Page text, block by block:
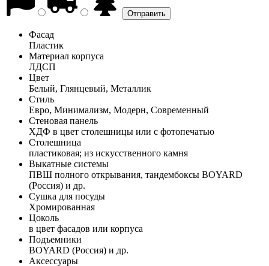
Фасад
Пластик
Материал корпуса
ЛДСП
Цвет
Белый, Глянцевый, Металлик
Стиль
Евро, Минимализм, Модерн, Современный
Стеновая панель
ХДФ в цвет столешницы или с фотопечатью
Столешница
пластиковая; из искусственного камня
Выкатные системы
ПВШ полного открывания, тандембоксы BOYARD
(Россия) и др.
Сушка для посуды
Хромированная
Цоколь
в цвет фасадов или корпуса
Подъемники
BOYARD (Россия) и др.
Аксессуары